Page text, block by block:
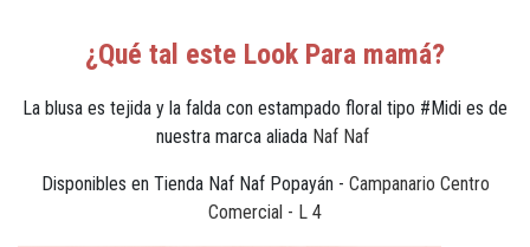
¿Qué tal este Look Para mamá?
La blusa es tejida y la falda con estampado floral tipo #Midi es de
nuestra marca aliada Naf Naf
Disponibles en Tienda Naf Naf Popayán - Campanario Centro
Comercial - L 4